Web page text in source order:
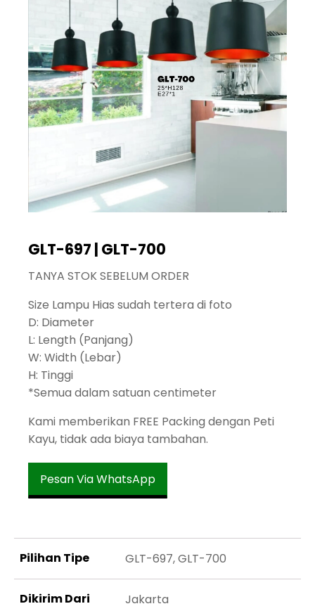
GLT-697 | GLT-700
TANYA STOK SEBELUM ORDER
Size Lampu Hias sudah tertera di foto
D: Diameter
L: Length (Panjang)
W: Width (Lebar)
H: Tinggi
*Semua dalam satuan centimeter
Kami memberikan FREE Packing dengan Peti
Kayu, tidak ada biaya tambahan.
Pesan Via WhatsApp
Pilihan Tipe GLT-697, GLT-700
Dikirim Dari Jakarta